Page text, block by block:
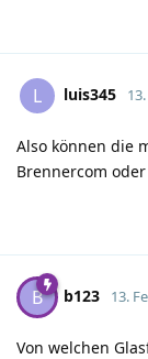
L luis345
Also können die
Brennercom
B b123 13.
Von welchen